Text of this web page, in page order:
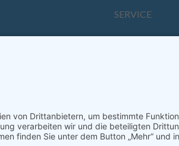
SERVICE
Anfrage
Datenschutzerklärung